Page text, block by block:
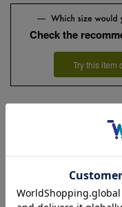
Check the
Try this item
商品説明